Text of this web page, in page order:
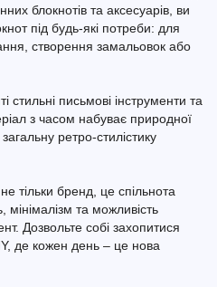
блокнотів та аксесуарів, ви
під будь-які потреби: для
створення замальовок або
стильні письмові інструменти та
з часом набуває природної
ретро-стилістику
тільки бренд, це спільнота
мінімалізм та можливість
Дозвольте собі захопитися
де кожен день – це нова